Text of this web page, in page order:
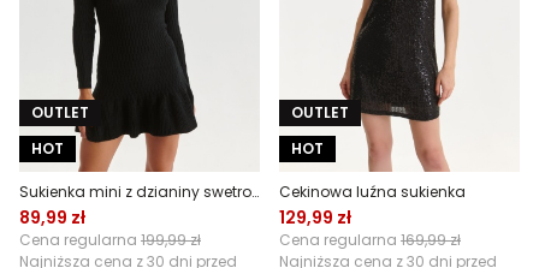
OUTLET
HOT
Sukienka mini z dzianiny swetrowej
89,99 zł
Cena regularna 199,99 zł
Najniższa cena z 30 dni przed
OUTLET
HOT
Cekinowa luźna sukienka
129,99 zł
Cena regularna 169,99 zł
Najniższa cena z 30 dni przed